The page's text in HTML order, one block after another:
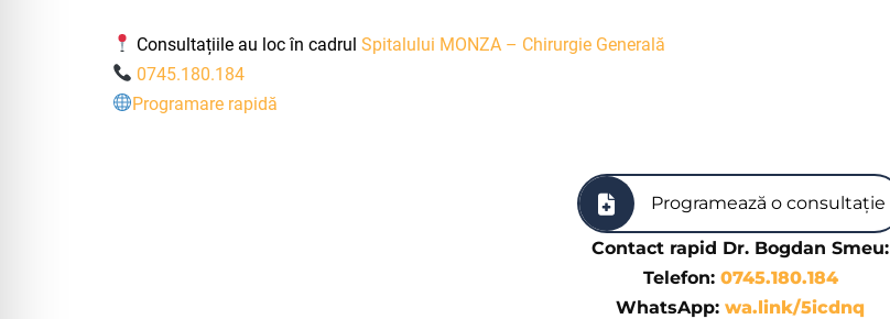
Consultațiile au loc în cadrulSpitalului MONZA – Chirurgie Generală
0745.180.184
Programare rapidă
Programează o consultație
Contact rapid Dr. Bogdan Smeu:
Telefon: 0745.180.184
WhatsApp: wa.link/5icdnq